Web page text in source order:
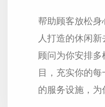
帮助顾客放松
人打造的休闲
顾问为你安排
目，充实你的
的服务设施，为